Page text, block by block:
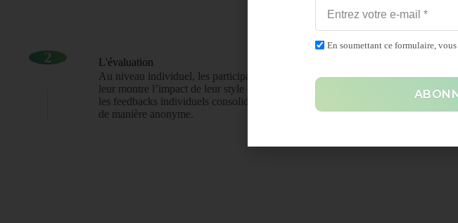
2
L'évaluation
Au niveau individuel, les participants reçoivent leur Leadnow Navigator (lien),
leur montre l’impact de leur style de leadership individuel. Au niveau de
les feedbacks individuels consolidés fournissent un retour d’information
de manière anonyme.
En soumettant ce formulaire,